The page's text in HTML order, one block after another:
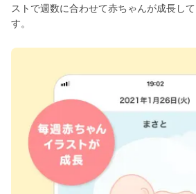
ストで週数に合わせて赤ちゃんが成長し
す。